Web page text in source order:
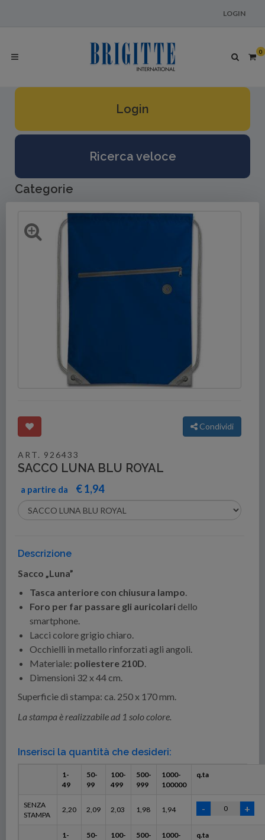
LOGIN
0
Login
Ricerca veloce
Categorie
Condividi
ART. 926433
SACCO LUNA BLU ROYAL
a partire da € 1,94
Descrizione
Sacco „Luna”
Tasca anteriore con chiusura lampo.
Foro per far passare gli auricolari dello
smartphone.
Lacci colore grigio chiaro.
Occhielli in metallo rinforzati agli angoli.
Materiale: poliestere 210D.
Dimensioni 32 x 44 cm.
Superficie di stampa: ca. 250 x 170 mm.
La stampa è realizzabile ad 1 solo colore.
Inserisci la quantità che desideri:
1-
49
50-
99
100-
499
500-
999
1000-
100000
q.ta
SENZA
STAMPA
2,20 2,09 2,03 1,98 1,94
1-
50-
100-
500-
1000-
q.ta